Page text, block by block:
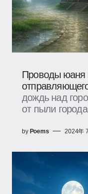
Проводы юаня
дождь над
от пыли города
by Poems 2024年